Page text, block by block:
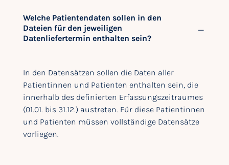
Welche Patientendaten sollen in den
Dateien für den jeweiligen
Datenliefertermin enthalten sein?
In den Datensätzen sollen die Daten aller
Patientinnen und Patienten enthalten sein, die
innerhalb des definierten Erfassungszeitraumes
(01.01. bis 31.12.) austreten. Für diese Patientinnen
und Patienten müssen vollständige Datensätze
vorliegen.